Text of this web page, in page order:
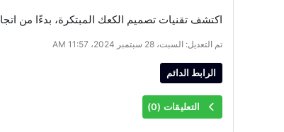
اكتشف تقنيات تصميم الكعك المبتكرة، بدءًا من
تم التعديل: السبت، 28 سبتمبر 2024، 11:57 AM
الرابط الدائم
التعليقات (0
)